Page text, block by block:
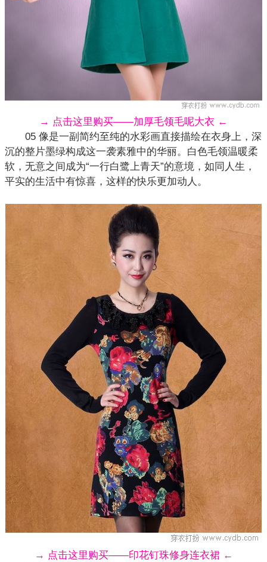
→ 点击这里购买——加厚毛领毛呢大衣 ←
05 像是一副简约至纯的水彩画直接描绘在衣身上，深
沉的整片墨绿构成这一袭素雅中的华丽。白色毛领温暖柔
软，无意之间成为“一行白鹭上青天”的意境，如同人生，
平实的生活中有惊喜，这样的快乐更加动人。
→ 点击这里购买——印花钉珠修身连衣裙 ←